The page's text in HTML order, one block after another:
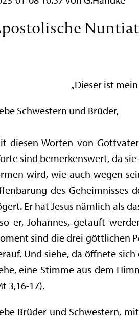
„Dieser ist
Schwestern und Brüder,
diesen Worten von
sind bemerkenswert, da
wird, wie auch wegen
des Geheimnisses
Er hat Jesus nämlich als
er, Johannes, getauft
sind die drei göttlichen
Und siehe, da öffnete
eine Stimme aus dem
3,16-17).
Brüder und Schwestern,